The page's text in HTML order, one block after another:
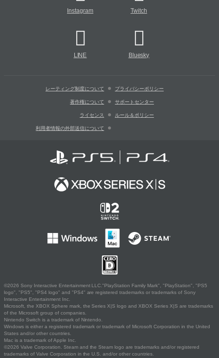
Instagram Twitch
LINE Bluesky
レーティング制度について プライバシーポリシー
著作権について サポートセンター
ライセンス ルール＆ポリシー
利用者情報の外部送信について
©2026 Sony Interactive Entertainment LLC."PlayStation Family Mark", "PlayStation", "PS5
logo", "PS5", "PS4 logo" and "PS4" are registered trademarks or trademarks of Sony
Interactive Entertainment Inc.
Microsoft, the XBOX Sphere mark, the Series X|S logo and XBOX Series X|S are trademarks
of the Microsoft group of companies.
Nintendo Switch is a trademark of Nintendo.
Windows is either a registered trademark or trademark of Microsoft Corporation in the United
States and/or other countries.
Mac is a trademark of Apple Inc.
©2026 Valve Corporation. Steam and the Steam logo are trademarks and/or registered
trademarks of Valve Corporation in the U.S. and/or other countries.